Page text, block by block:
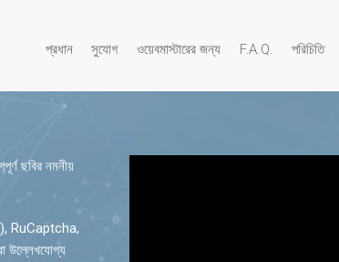
প্রধান সুযোগ ওয়েবমাস্টারের জন্য F.A.Q. পরিচিতি
ছবির নমনীয়
RuCaptcha,
উল্লেখযোগ্য